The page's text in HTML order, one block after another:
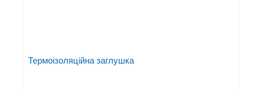
Термоізоляційна заглушка